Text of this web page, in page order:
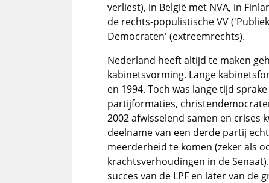
verliest), in België met NVA, in
de rechts-populistische VV
Democraten' (extreemrechts).
Nederland heeft altijd te maken
kabinetsvorming. Lange
en 1994. Toch was lange tijd
partijformaties,
2002 afwisselend samen en crises
deelname van een derde partij
meerderheid te komen (zeker als
krachtsverhoudingen in de
succes van de LPF en later van de